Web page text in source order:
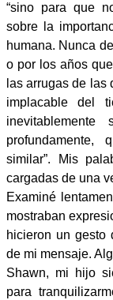
“sino para que
sobre la
humana. Nunca
o por los años
las arrugas de
implacable del
similar”. Mis
cargadas de una
Examiné
mostraban
hicieron un gesto
de mi mensaje.
Shawn, mi hijo
para